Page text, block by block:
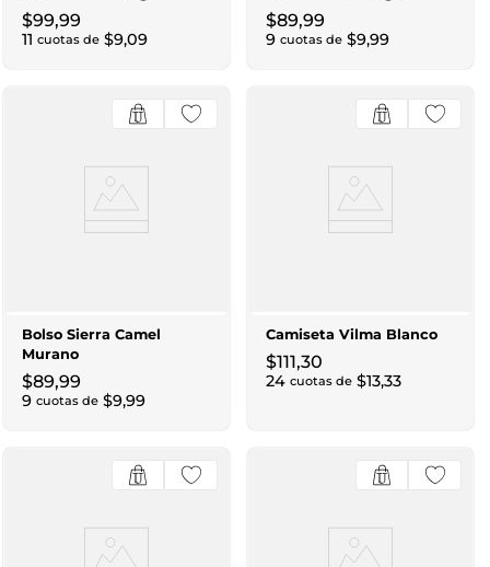
$99,99
11 cuotas de $9,09
$89,99
9 cuotas de $9,99
Bolso Sierra Camel
Murano
$89,99
9 cuotas de $9,99
Camiseta Vilma Blanco
$111,30
24 cuotas de $13,33